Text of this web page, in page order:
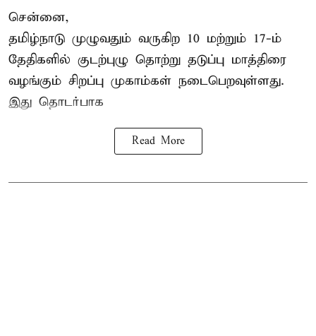
சென்னை,
தமிழ்நாடு முழுவதும் வருகிற 10 மற்றும் 17-ம்
தேதிகளில் குடற்புழு தொற்று தடுப்பு மாத்திரை
வழங்கும் சிறப்பு முகாம்கள் நடைபெறவுள்ளது.
இது தொடர்பாக
Read More